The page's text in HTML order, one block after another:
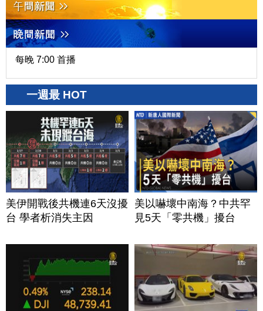
每晚 7:00 首播
一週最 HOT
美伊開戰後共機連6天沒擾
台 學者析消失主因
美以嚇壞中南海？中共罕
見5天「零共機」擾台